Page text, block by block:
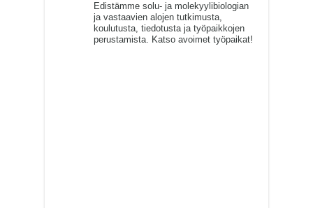
Edistämme solu- ja molekyylibiologian
ja vastaavien alojen tutkimusta,
koulutusta, tiedotusta ja työpaikkojen
perustamista. Katso avoimet työpaikat!